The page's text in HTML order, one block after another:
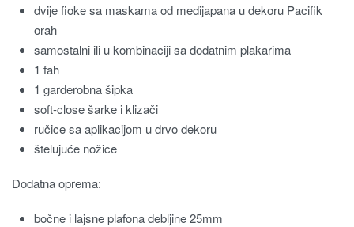
dvije fioke sa maskama od medijapana u dekoru Pacifik
orah
samostalni ili u kombinaciji sa dodatnim plakarima
1 fah
1 garderobna šipka
soft-close šarke i klizači
ručice sa aplikacijom u drvo dekoru
štelujuće nožice
Dodatna oprema:
bočne i lajsne plafona debljine 25mm